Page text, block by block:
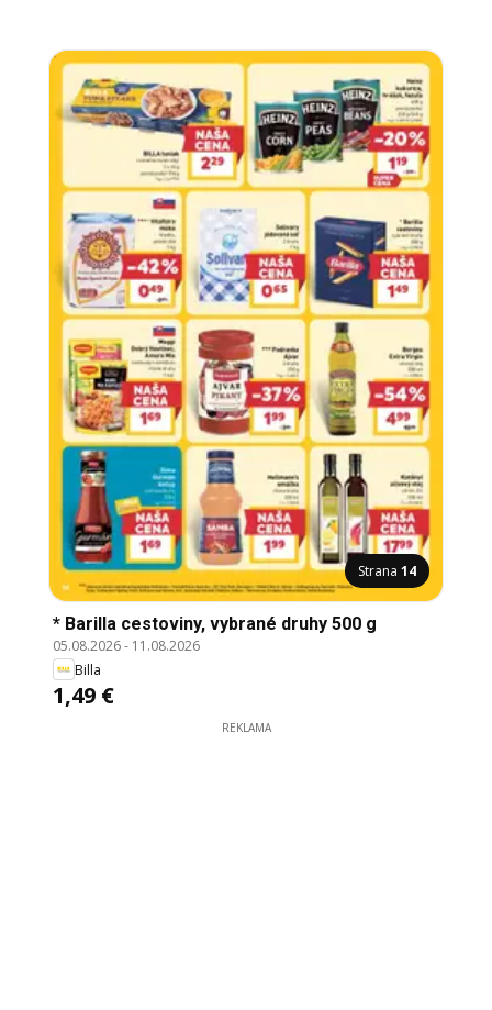
Strana 14
* Barilla cestoviny, vybrané druhy 500 g
05.08.2026- 11.08.2026
Billa
1,49 €
REKLAMA